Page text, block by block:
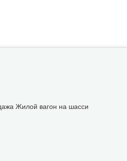
Жилой вагон на шасси